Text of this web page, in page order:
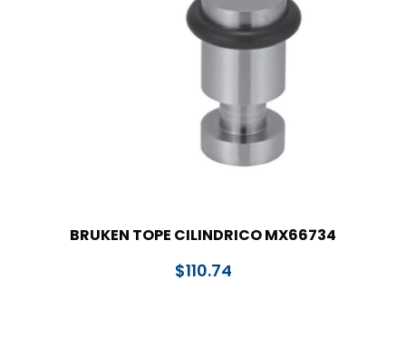
BRUKEN TOPE CILINDRICO MX66734
$110.74